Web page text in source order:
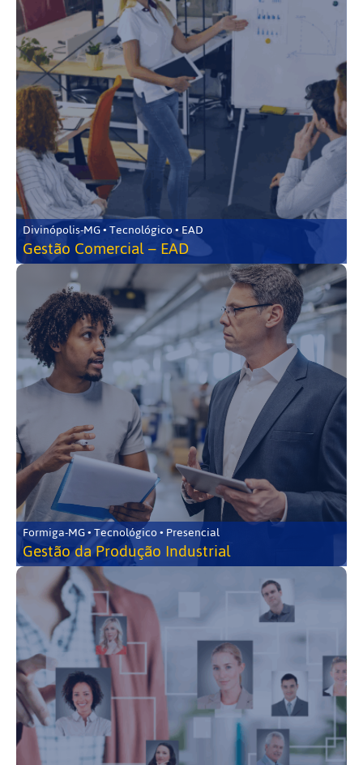
Divinópolis-MG • Tecnológico • EAD
Gestão Comercial – EAD
Formiga-MG • Tecnológico • Presencial
Gestão da Produção Industrial